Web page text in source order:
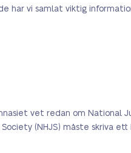
har vi samlat viktig
vet redan om National
(NHJS) måste skriva ett